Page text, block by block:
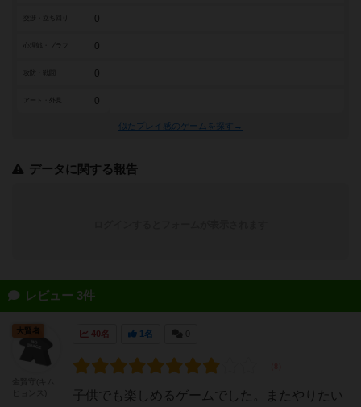
0
0
0
アート・外見 0
似たプレイ感のゲームを探す→
データに関する報告
レビュー 3件
40名 1名
子供でも楽しめるゲームでした。またやりたい
大賢者